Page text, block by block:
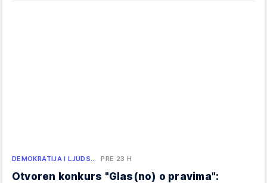
DEMOKRATIJA I LJUDS… PRE 23 H
Otvoren konkurs "Glas(no) o pravima":